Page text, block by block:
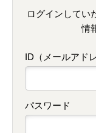
ログインしてい
情
ID（メールアドレ
パスワード